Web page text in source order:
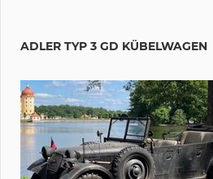
ADLER TYP 3 GD KÜBELWAGEN